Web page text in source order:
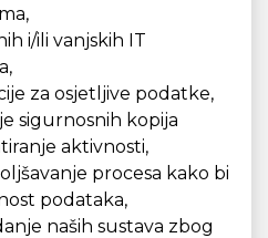
i/ili vanjskih IT
za osjetljive podatke,
sigurnosnih kopija
aktivnosti,
procesa kako bi
podataka,
naših sustava zbog